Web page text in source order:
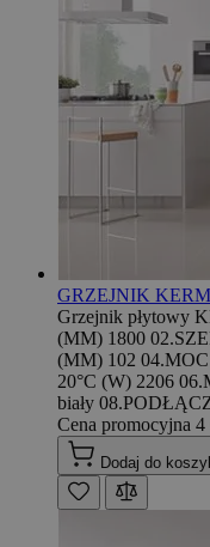
GRZEJNIK
Grzejnik płytowy
(MM) 1800
(MM) 102
20°C (W) 2206
biały
Cena promocyjna 4
Dodaj do